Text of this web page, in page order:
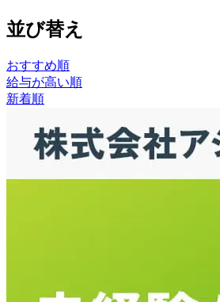
並び替え
おすすめ順
給与が高い順
新着順